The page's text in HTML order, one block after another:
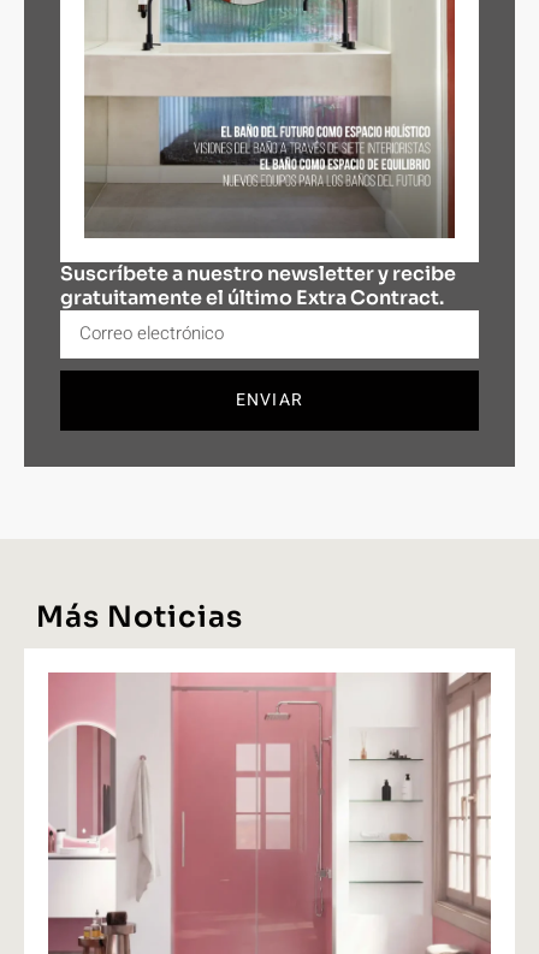
Suscríbete a nuestro newsletter y recibe
gratuitamente el último Extra Contract.
ENVIAR
Más Noticias